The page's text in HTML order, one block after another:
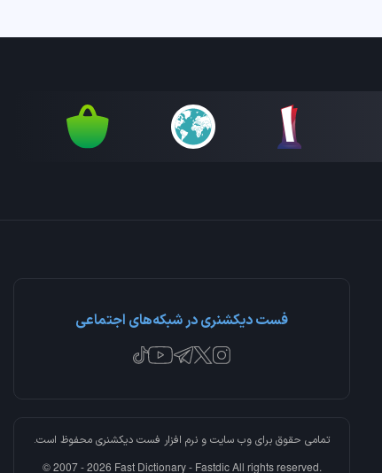
فست دیکشنری در شبکه‌های اجتماعی
تمامی حقوق برای وب سایت و نرم افزار فست دیکشنریمحفوظ است.
© 2007 - 2026 Fast Dictionary - Fastdic All rights reserved.